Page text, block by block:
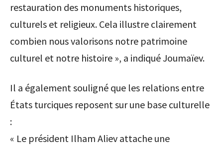
restauration des monuments historiques,
culturels et religieux. Cela illustre clairement
combien nous valorisons notre patrimoine
culturel et notre histoire », a indiqué Joumaïev.
Il a également souligné que les relations entre
États turciques reposent sur une base culturelle
:
« Le président Ilham Aliev attache une